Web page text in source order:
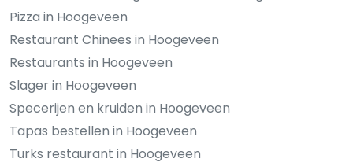
Pizza in Hoogeveen
Restaurant Chinees in Hoogeveen
Restaurants in Hoogeveen
Slager in Hoogeveen
Specerijen en kruiden in Hoogeveen
Tapas bestellen in Hoogeveen
Turks restaurant in Hoogeveen